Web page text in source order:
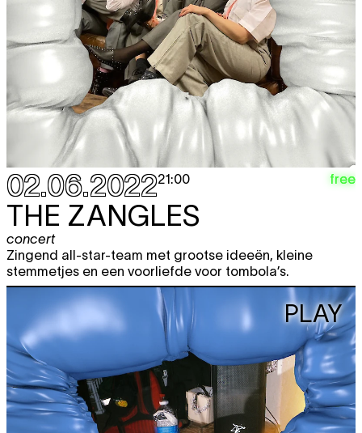
02.06.202221:00 free
THE ZANGLES
concert
Zingend all-star-team met grootse ideeën, kleine
stemmetjes en een voorliefde voor tombola’s.
PLAY